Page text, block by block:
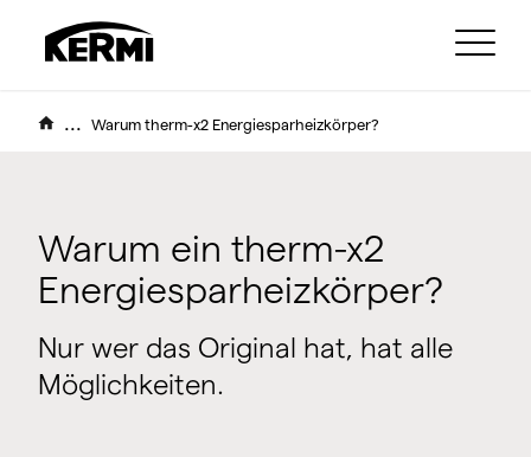
... Warum therm-x2 Energiesparheizkörper?
Warum ein therm-x2
Energiesparheizkörper?
Nur wer das Original hat, hat alle
Möglichkeiten.